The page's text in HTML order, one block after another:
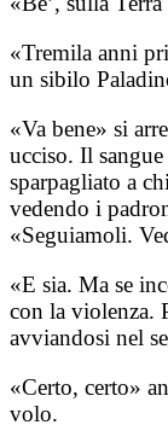
«Tremila anni
un sibilo
«Va bene» si
ucciso. Il
sparpagliato a
vedendo i
«Seguiamoli.
«E sia. Ma se
con la violenza.
avviandosi nel
«Certo, certo»
volo.